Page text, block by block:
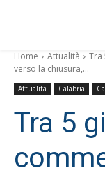
Home Attualità
Tra
verso la chiusura,...
Attualità Calabria
Tra 5